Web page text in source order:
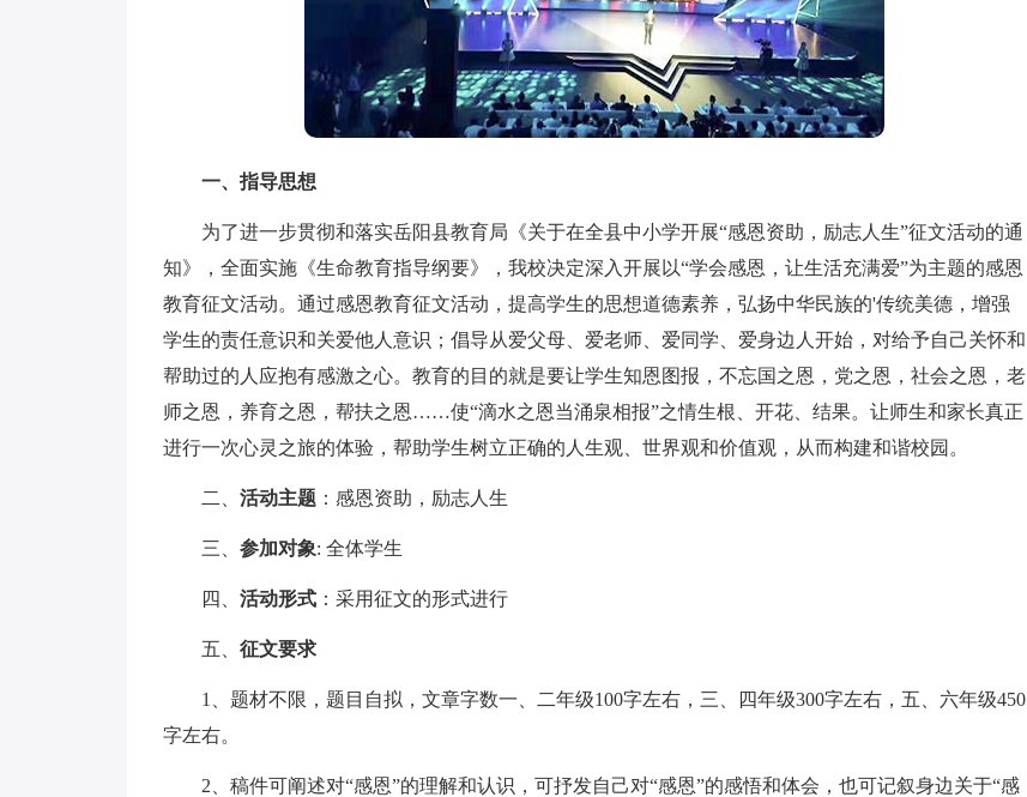
一、指导思想
为了进一步贯彻和落实岳阳县教育局《关于在全县中小学开展“感恩资助，励志人生”征文活动的通
知》，全面实施《生命教育指导纲要》，我校决定深入开展以“学会感恩，让生活充满爱”为主题的感恩
教育征文活动。通过感恩教育征文活动，提高学生的思想道德素养，弘扬中华民族的'传统美德，增强
学生的责任意识和关爱他人意识；倡导从爱父母、爱老师、爱同学、爱身边人开始，对给予自己关怀和
帮助过的人应抱有感激之心。教育的目的就是要让学生知恩图报，不忘国之恩，党之恩，社会之恩，老
师之恩，养育之恩，帮扶之恩……使“滴水之恩当涌泉相报”之情生根、开花、结果。让师生和家长真正
进行一次心灵之旅的体验，帮助学生树立正确的人生观、世界观和价值观，从而构建和谐校园。
二、 活动主题 ：感恩资助，励志人生
三、 参加对象: 全体学生
四、 活动形式 ：采用征文的形式进行
五、 征文要求
1、题材不限，题目自拟，文章字数一、二年级100字左右，三、四年级300字左右，五、六年级450
字左右。
2、稿件可阐述对“感恩”的理解和认识，可抒发自己对“感恩”的感悟和体会，也可记叙身边关于“感